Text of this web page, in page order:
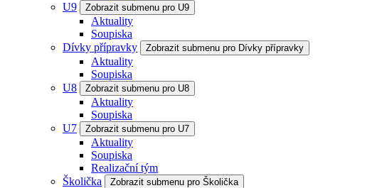
U9
Zobrazit submenu pro U9
Aktuality
Soupiska
Dívky přípravky
Zobrazit submenu pro Dívky přípravky
Aktuality
Soupiska
U8
Zobrazit submenu pro U8
Aktuality
Soupiska
U7
Zobrazit submenu pro U7
Aktuality
Soupiska
Realizační tým
Školička
Zobrazit submenu pro Školička